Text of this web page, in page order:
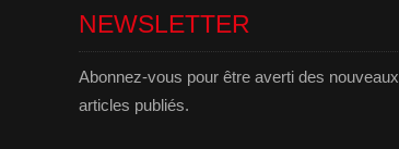
NEWSLETTER
Abonnez-vous pour être averti des nouveaux
articles publiés.